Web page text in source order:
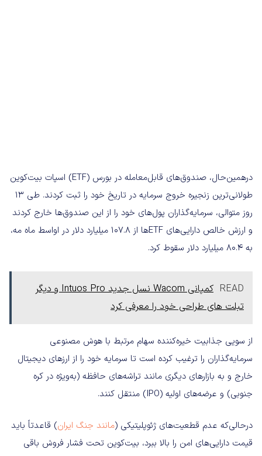
درهمین‌حال، صندوق‌های قابل‌معامله در بورس (ETF) اسپات بیت‌کوین
طولانی‌ترین زنجیره خروج سرمایه در تاریخ خود را ثبت کردند. طی ۱۳
روز متوالی، سرمایه‌گذاران پول‌های خود را از این صندوق‌ها خارج کردند
و ارزش خالص دارایی‌های ETFها از ۱۰۷.۸ میلیارد دلار در اواسط ماه مه،
به ۸۰.۴ میلیارد دلار سقوط کرد.
READ
کمپانی Wacom نسل جدید Intuos Pro و دیگر
تبلت های طراحی خود را معرفی کرد
از سویی جذابیت خیره‌کننده سهام مرتبط با هوش مصنوعی
سرمایه‌گذاران را ترغیب کرده است تا سرمایه خود را از ارزهای دیجیتال
خارج و به بازارهای دیگری مانند تراشه‌های حافظه (به‌ویژه در کره
جنوبی) و عرضه‌های اولیه (IPO) منتقل کنند.
درحالی‌که عدم قطعیت‌های ژئوپلیتیکی (مانند جنگ ایران) قاعدتاً باید
قیمت دارایی‌های امن را بالا ببرد، بیت‌کوین تحت فشار فروش باقی